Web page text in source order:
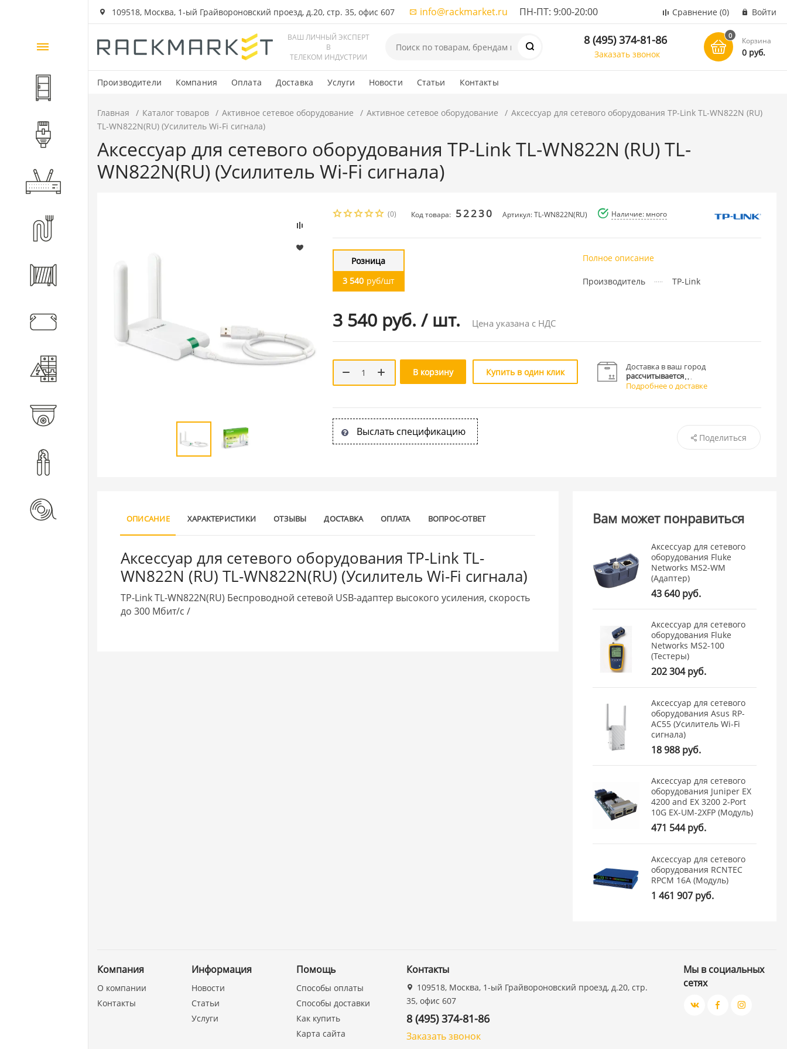
109518, Москва, 1-ый Грайвороновский проезд, д.20, стр. 35, офис 607 info@rackmarket.ru ПН-ПТ: 9:00-20:00 Сравнение (0) Войти
ВАШ ЛИЧНЫЙ ЭКСПЕРТ
В
ТЕЛЕКОМ ИНДУСТРИИ
8 (495) 374-81-86
Заказать звонок
0
Корзина
0 руб.
Производители Компания Оплата Доставка Услуги Новости Статьи Контакты
Каталог
товаров
Шкафы и стойки
Активное оборудование
Кабеленесущие системы
Главная Каталог товаров Активное сетевое оборудование Активное сетевое оборудование
Аксессуар для сетевого оборудования TP-Link TL-WN822N (RU)
TL-WN822N(RU) (Усилитель Wi-Fi сигнала)
Аксессуар для сетевого оборудования TP-Link TL-WN822N (RU) TL-
WN822N(RU) (Усилитель Wi-Fi сигнала)
(0) Код товара: 52230 Артикул: TL-WN822N(RU) Наличие: много
Розница
3 540 руб/шт
3 540 руб. / шт. Цена указана с НДС
Полное описание
Производитель TP-Link
В корзину Купить в один клик
Доставка в ваш город
рассчитывается
Подробнее о доставке
Выслать спецификацию Поделиться
ОПИСАНИЕ ХАРАКТЕРИСТИКИ ОТЗЫВЫ ДОСТАВКА ОПЛАТА ВОПРОС-ОТВЕТ
Аксессуар для сетевого оборудования TP-Link TL-
WN822N (RU) TL-WN822N(RU) (Усилитель Wi-Fi сигнала)
TP-Link TL-WN822N(RU) Беспроводной сетевой USB-адаптер высокого усиления, скорость
до 300 Мбит/с /
Вам может понравиться
Аксессуар для сетевого
оборудования Fluke
Networks MS2-WM
(Адаптер)
43 640 руб.
Аксессуар для сетевого
оборудования Fluke
Networks MS2-100
(Тестеры)
202 304 руб.
Аксессуар для сетевого
оборудования Asus RP-
AC55 (Усилитель Wi-Fi
сигнала)
18 988 руб.
Аксессуар для сетевого
оборудования Juniper EX
4200 and EX 3200 2-Port
10G EX-UM-2XFP (Модуль)
471 544 руб.
Аксессуар для сетевого
оборудования RCNTEC
RPCM 16A (Модуль)
1 461 907 руб.
Компания
О компании
Контакты
Информация
Новости
Статьи
Услуги
Помощь
Способы оплаты
Способы доставки
Как купить
Карта сайта
Контакты
109518, Москва, 1-ый Грайвороновский проезд, д.20, стр.
35, офис 607
8 (495) 374-81-86
Заказать звонок
Мы в социальных
сетях